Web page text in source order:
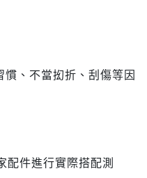
、不當抝折、刮傷等因
件進行實際搭配測